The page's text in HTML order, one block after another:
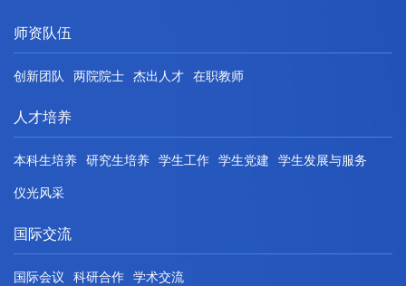
师资队伍
创新团队 两院院士 杰出人才 在职教师
人才培养
本科生培养 研究生培养 学生工作 学生党建 学生发展与服务
仪光风采
国际交流
国际会议 科研合作 学术交流